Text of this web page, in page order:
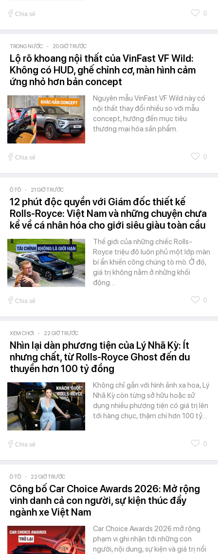
Chia sẻ 0
TRONG NƯỚC - 20 GIỜ TRƯỚC
Lộ rõ khoang nội thất của VinFast VF Wild:
Không có HUD, ghế chỉnh cơ, màn hình cảm
ứng nhỏ hơn bản concept
Nguyên mẫu VinFast VF Wild này có
nội thất thay đổi nhiều so với mẫu
concept, hướng đến mục tiêu
thương mại hóa sản phẩm.
Chia sẻ 0
Ô TÔ - 21 GIỜ TRƯỚC
12 phút độc quyền với Giám đốc thiết kế
Rolls-Royce: Việt Nam và những chuyện chưa
kể về cá nhân hóa cho giới siêu giàu toàn cầu
Thế giới của những chiếc Rolls-
Royce triệu đô luôn phủ một lớp màn
bí ẩn khiến công chúng tò mò. Ở đó,
giá trị không nằm ở những khối
động…
Chia sẻ 0
XEM CHƠI - 22 GIỜ TRƯỚC
Nhìn lại dàn phương tiện của Lý Nhã Kỳ: Ít
nhưng chất, từ Rolls-Royce Ghost đến du
thuyền hơn 100 tỷ đồng
Không chỉ gắn với hình ảnh xa hoa, Lý
Nhã Kỳ còn từng sở hữu hoặc sử
dụng nhiều phương tiện có giá trị lên
tới hàng chục, thậm chí hơn 100 tỷ…
Chia sẻ 0
Ô TÔ - 22 GIỜ TRƯỚC
Công bố Car Choice Awards 2026: Mở rộng
vinh danh cả con người, sự kiện thúc đẩy
ngành xe Việt Nam
Car Choice Awards 2026 mở rộng
phạm vi ghi nhận tới những con
người, nội dung, sự kiện và giá trị nổi